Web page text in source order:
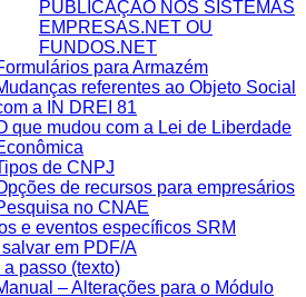
PUBLICAÇÃO NOS SISTEMAS
EMPRESAS.NET OU
FUNDOS.NET
para Armazém
referentes ao Objeto Social
a IN DREI 81
que mudou com a Lei de Liberdade
de CNPJ
de recursos para empresários
no CNAE
e eventos específicos SRM
em PDF/A
a passo (texto)
– Alterações para o Módulo